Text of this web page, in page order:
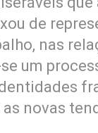
de
nas
um
novas